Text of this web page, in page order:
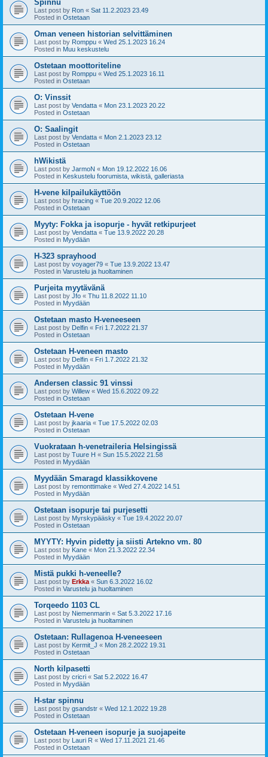
Spinnu
Last post by Ron « Sat 11.2.2023 23.49
Posted in Ostetaan
Oman veneen historian selvittäminen
Last post by Romppu « Wed 25.1.2023 16.24
Posted in Muu keskustelu
Ostetaan moottoriteline
Last post by Romppu « Wed 25.1.2023 16.11
Posted in Ostetaan
O: Vinssit
Last post by Vendatta « Mon 23.1.2023 20.22
Posted in Ostetaan
O: Saalingit
Last post by Vendatta « Mon 2.1.2023 23.12
Posted in Ostetaan
hWikistä
Last post by JarmoN « Mon 19.12.2022 16.06
Posted in Keskustelu foorumista, wikistä, galleriasta
H-vene kilpailukäyttöön
Last post by hracing « Tue 20.9.2022 12.06
Posted in Ostetaan
Myyty: Fokka ja isopurje - hyvät retkipurjeet
Last post by Vendatta « Tue 13.9.2022 20.28
Posted in Myydään
H-323 sprayhood
Last post by voyager79 « Tue 13.9.2022 13.47
Posted in Varustelu ja huoltaminen
Purjeita myytävänä
Last post by Jfo « Thu 11.8.2022 11.10
Posted in Myydään
Ostetaan masto H-veneeseen
Last post by Delfin « Fri 1.7.2022 21.37
Posted in Ostetaan
Ostetaan H-veneen masto
Last post by Delfin « Fri 1.7.2022 21.32
Posted in Myydään
Andersen classic 91 vinssi
Last post by Willew « Wed 15.6.2022 09.22
Posted in Ostetaan
Ostetaan H-vene
Last post by jkaaria « Tue 17.5.2022 02.03
Posted in Ostetaan
Vuokrataan h-venetraileria Helsingissä
Last post by Tuure H « Sun 15.5.2022 21.58
Posted in Myydään
Myydään Smaragd klassikkovene
Last post by remonttimake « Wed 27.4.2022 14.51
Posted in Myydään
Ostetaan isopurje tai purjesetti
Last post by Myrskypääsky « Tue 19.4.2022 20.07
Posted in Ostetaan
MYYTY: Hyvin pidetty ja siisti Artekno vm. 80
Last post by Kane « Mon 21.3.2022 22.34
Posted in Myydään
Mistä pukki h-veneelle?
Last post by Erkka « Sun 6.3.2022 16.02
Posted in Varustelu ja huoltaminen
Torqeedo 1103 CL
Last post by Niemenmarin « Sat 5.3.2022 17.16
Posted in Varustelu ja huoltaminen
Ostetaan: Rullagenoa H-veneeseen
Last post by Kermit_J « Mon 28.2.2022 19.31
Posted in Ostetaan
North kilpasetti
Last post by cricri « Sat 5.2.2022 16.47
Posted in Myydään
H-star spinnu
Last post by gsandstr « Wed 12.1.2022 19.28
Posted in Ostetaan
Ostetaan H-veneen isopurje ja suojapeite
Last post by Lauri R « Wed 17.11.2021 21.46
Posted in Ostetaan